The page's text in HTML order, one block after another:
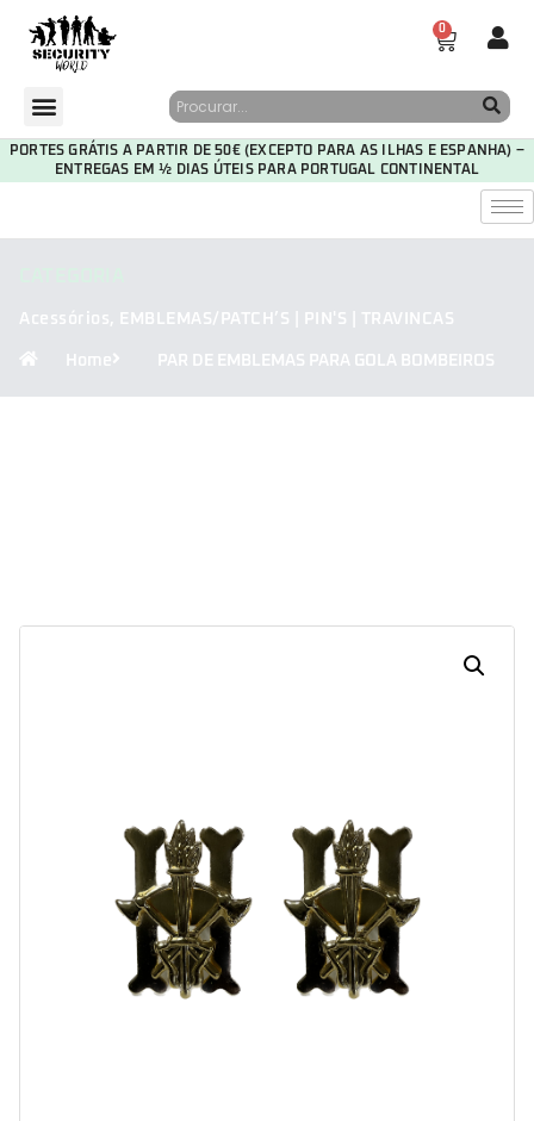
0
PORTES GRÁTIS A PARTIR DE 50€ (EXCEPTO PARA AS ILHAS E ESPANHA) –
ENTREGAS EM ½ DIAS ÚTEIS PARA PORTUGAL CONTINENTAL
Acessórios, EMBLEMAS/PATCH’S | PIN'S | TRAVINCAS
Home PAR DE EMBLEMAS PARA GOLA BOMBEIROS